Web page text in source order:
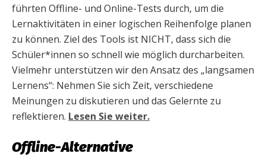
führten Offline- und Online-Tests durch, um die
Lernaktivitäten in einer logischen Reihenfolge planen
zu können. Ziel des Tools ist NICHT, dass sich die
Schüler*innen so schnell wie möglich durcharbeiten.
Vielmehr unterstützen wir den Ansatz des „langsamen
Lernens“: Nehmen Sie sich Zeit, verschiedene
Meinungen zu diskutieren und das Gelernte zu
reflektieren. Lesen Sie weiter.
Offline-Alternative